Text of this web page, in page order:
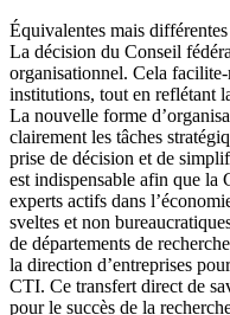
Équivalentes mais différentes
La décision du Conseil
organisationnel. Cela
institutions, tout en reflétant
La nouvelle forme
clairement les tâches
prise de décision et de
est indispensable afin que la
experts actifs dans
sveltes et non
de départements de
la direction d’entreprises
CTI. Ce transfert direct de
pour le succès de la